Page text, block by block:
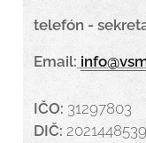
telefón -
Email:
IČO:31297803
DIČ: